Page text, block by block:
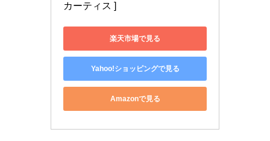
カーティス ]
楽天市場で見る
Yahoo!ショッピングで見る
Amazonで見る